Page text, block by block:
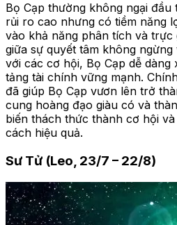
Bọ Cạp thường không ngại
rủi ro cao nhưng có tiềm năng
vào khả năng phân tích và trực
giữa sự quyết tâm không
với các cơ hội, Bọ Cạp dễ
tảng tài chính vững mạnh.
đã giúp Bọ Cạp vươn lên trở
cung hoàng đạo giàu có và
biến thách thức thành cơ hội
cách hiệu quả.
Sư Tử (Leo, 23/7 – 22/8)